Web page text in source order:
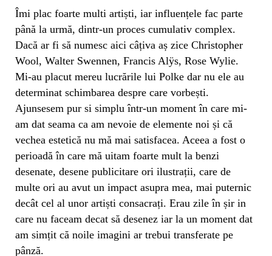
Îmi plac foarte multi artiști, iar influențele fac parte
până la urmă, dintr-un proces cumulativ complex.
Dacă ar fi să numesc aici câțiva aș zice Christopher
Wool, Walter Swennen, Francis Alÿs, Rose Wylie.
Mi-au placut mereu lucrările lui Polke dar nu ele au
determinat schimbarea despre care vorbești.
Ajunsesem pur si simplu într-un moment în care mi-
am dat seama ca am nevoie de elemente noi și că
vechea estetică nu mă mai satisfacea. Aceea a fost o
perioadă în care mă uitam foarte mult la benzi
desenate, desene publicitare ori ilustrații, care de
multe ori au avut un impact asupra mea, mai puternic
decât cel al unor artiști consacrați. Erau zile în șir in
care nu faceam decat să desenez iar la un moment dat
am simțit că noile imagini ar trebui transferate pe
pânză.